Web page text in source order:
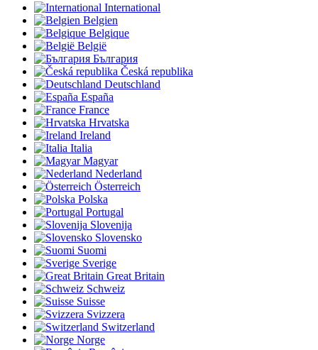
International
Belgien
Belgique
België
България
Česká republika
Deutschland
España
France
Hrvatska
Ireland
Italia
Magyar
Nederland
Österreich
Polska
Portugal
Slovenija
Slovensko
Suomi
Sverige
Great Britain
Schweiz
Suisse
Svizzera
Switzerland
Norge